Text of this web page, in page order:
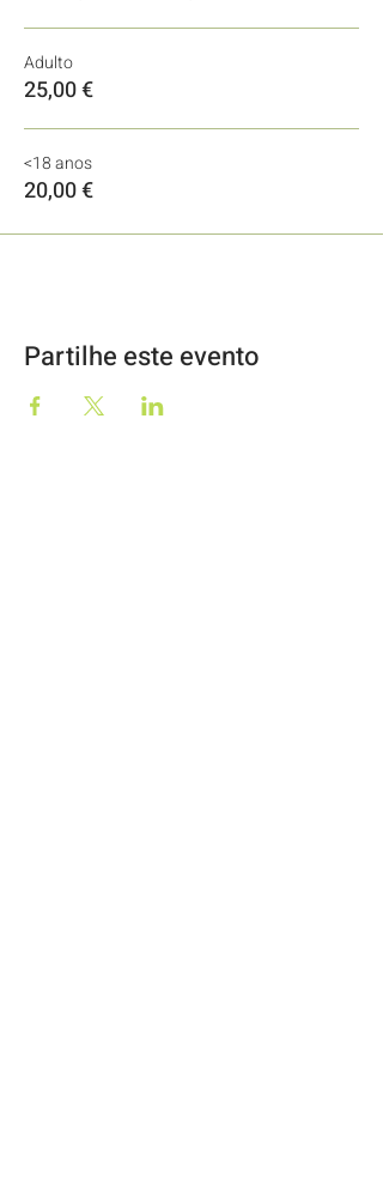
Adulto
25,00 €
<18 anos
20,00 €
Partilhe este evento